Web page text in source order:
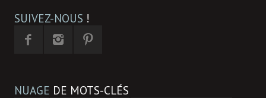
SUIVEZ-NOUS !
NUAGE DE MOTS-CLÉS